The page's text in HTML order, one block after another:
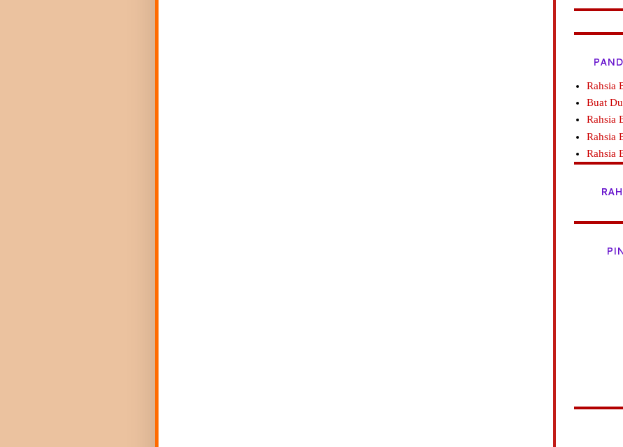
Rahsia
Buat
Rahsia
Rahsia
Rahsia